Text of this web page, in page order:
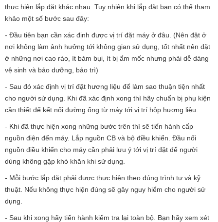
thực hiện lắp đặt khác nhau. Tuy nhiên khi lắp đặt bạn có thể tham
khảo một số bước sau đây:
- Đầu tiên bạn cần xác định được vị trí đặt máy ở đâu. (Nên đặt ở
nơi không làm ảnh hưởng tới không gian sử dụng, tốt nhất nên đặt
ở những nơi cao ráo, ít bám bụi, ít bị ẩm mốc nhưng phải dễ dàng
vệ sinh và bảo dưỡng, bảo trì)
- Sau đó xác định vị trí đặt hương liệu để làm sao thuận tiện nhất
cho người sử dụng. Khi đã xác định xong thì hãy chuẩn bị phụ kiện
cần thiết để kết nối đường ống từ máy tới vị trí hộp hương liệu.
- Khi đã thực hiện xong những bước trên thì sẽ tiến hành cấp
nguồn điện đến máy. Lắp nguồn CB và bộ điều khiển. Đầu nối
nguồn điều khiển cho máy cần phải lưu ý tới vị trí đặt để người
dùng không gặp khó khăn khi sử dụng.
- Mỗi bước lắp đặt phải được thực hiện theo đúng trình tự và kỹ
thuật. Nếu không thực hiện đúng sẽ gây nguy hiểm cho người sử
dụng.
- Sau khi xong hãy tiến hành kiểm tra lại toàn bộ. Bạn hãy xem xét